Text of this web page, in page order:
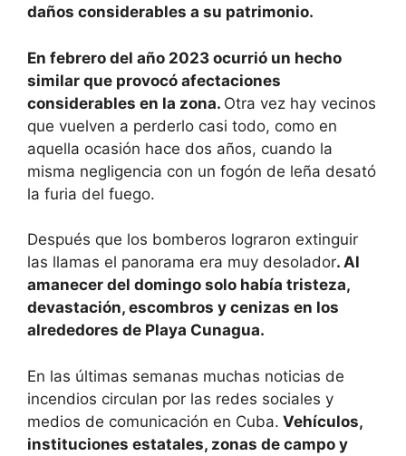
daños considerables a su patrimonio.
En febrero del año 2023 ocurrió un hecho
similar que provocó afectaciones
considerables en la zona. Otra vez hay vecinos
que vuelven a perderlo casi todo, como en
aquella ocasión hace dos años, cuando la
misma negligencia con un fogón de leña desató
la furia del fuego.
Después que los bomberos lograron extinguir
las llamas el panorama era muy desolador. Al
amanecer del domingo solo había tristeza,
devastación, escombros y cenizas en los
alrededores de Playa Cunagua.
En las últimas semanas muchas noticias de
incendios circulan por las redes sociales y
medios de comunicación en Cuba. Vehículos,
instituciones estatales, zonas de campo y